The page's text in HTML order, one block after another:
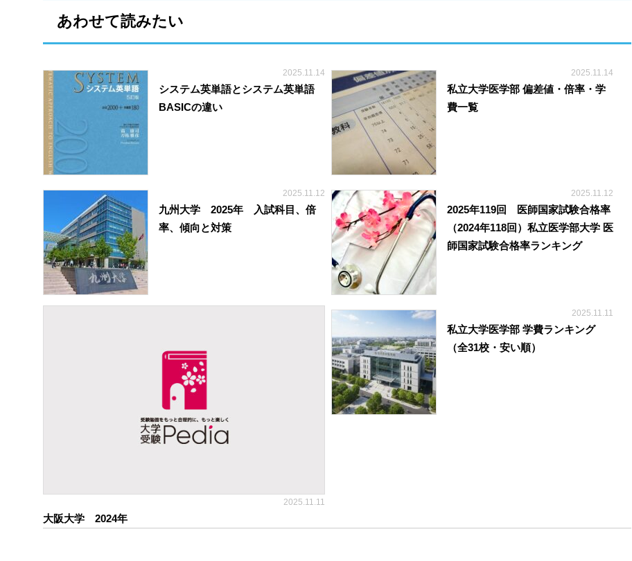
あわせて読みたい
2025.11.14
システム英単語とシステム英単語
BASICの違い
2025.11.14
私立大学医学部 偏差値・倍率・学
費一覧
2025.11.12
九州大学 2025年 入試科目、倍
率、傾向と対策
2025.11.12
2025年119回 医師国家試験合格率
（2024年118回）私立医学部大学 医
師国家試験合格率ランキング
2025.11.11
大阪大学 2024年
2025.11.11
私立大学医学部 学費ランキング
（全31校・安い順）